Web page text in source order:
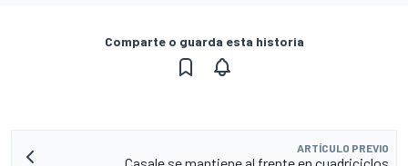
Comparte o guarda esta historia
ARTÍCULO PREVIO